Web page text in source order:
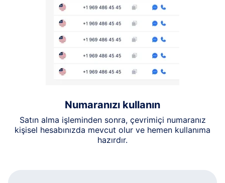
Numaranızı kullanın
Satın alma işleminden sonra, çevrimiçi numaranız
kişisel hesabınızda mevcut olur ve hemen kullanıma
hazırdır.